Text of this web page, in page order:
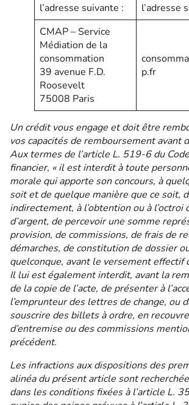
l’adresse suivante :
l’adresse
CMAP – Service
Médiation de la
consommation
39 avenue F.D.
Roosevelt
75008 Paris
p.fr
Un crédit vous engage et doit être
vos capacités de remboursement avant
Aux termes de l’article L. 519-6 du
financier, « il est interdit à toute
morale qui apporte son concours, à
soit et de quelque manière que ce soit,
indirectement, à l’obtention ou à l’octroi
d’argent, de percevoir une somme
provision, de commissions, de frais de
démarches, de constitution de dossier
quelconque, avant le versement effectif
Il lui est également interdit, avant la
de la copie de l’acte, de présenter à
l’emprunteur des lettres de change, ou
souscrire des billets à ordre, en
d’entremise ou des commissions
précédent.
Les infractions aux dispositions des
alinéa du présent article sont
dans les conditions fixées à l’article L.